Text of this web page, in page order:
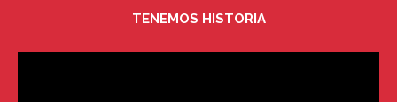
TENEMOS HISTORIA